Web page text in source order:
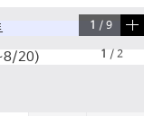
1 / 9
1 / 2